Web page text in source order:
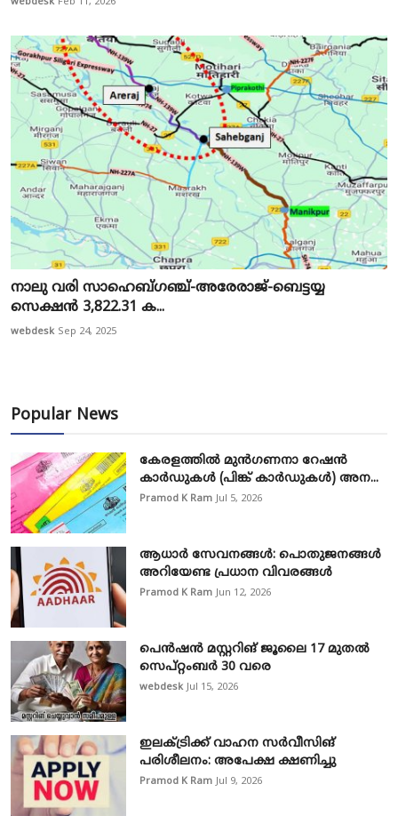
നാലു വരി സാഹെബ്ഗഞ്ച്-അരേരാജ്-ബെട്ടയ്യ
സെക്ഷൻ 3,822.31 ക...
webdesk Sep 24, 2025
Popular News
കേരളത്തിൽ മുൻഗണനാ റേഷൻ
കാർഡുകൾ (പിങ്ക് കാർഡുകൾ) അന...
Pramod K Ram Jul 5, 2026
ആധാർ സേവനങ്ങൾ: പൊതുജനങ്ങൾ
അറിയേണ്ട പ്രധാന വിവരങ്ങൾ
Pramod K Ram Jun 12, 2026
പെൻഷൻ മസ്റ്ററിങ് ജൂലൈ 17 മുതൽ
സെപ്റ്റംബർ 30 വരെ
webdesk Jul 15, 2026
ഇലക്ട്രിക്ക് വാഹന സർവീസിങ്
പരിശീലനം: അപേക്ഷ ക്ഷണിച്ചു
Pramod K Ram Jul 9, 2026